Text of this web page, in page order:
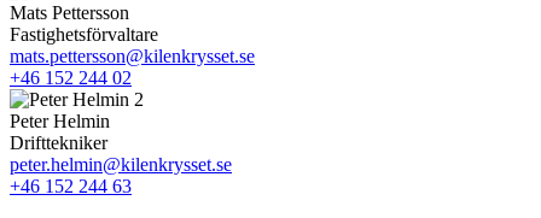
Mats Pettersson
Fastighetsförvaltare
mats.pettersson@kilenkrysset.se
+46 152 244 02
Peter Helmin
Drifttekniker
peter.helmin@kilenkrysset.se
+46 152 244 63